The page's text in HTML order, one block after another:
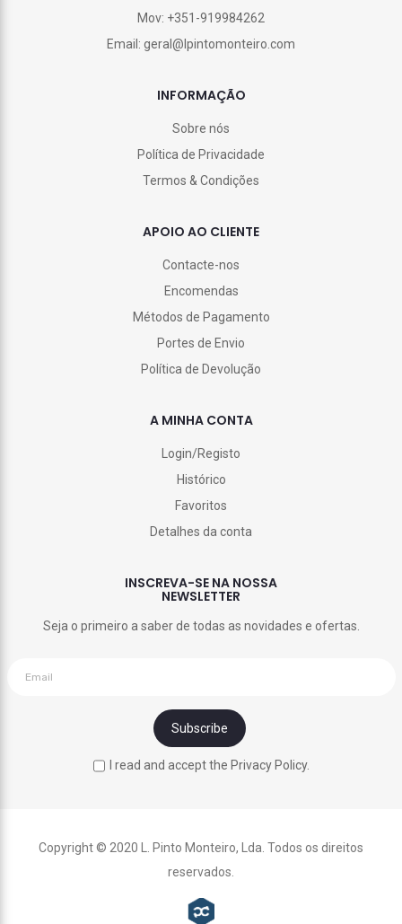
Mov: +351-919984262
Email: geral@lpintomonteiro.com
INFORMAÇÃO
Sobre nós
Política de Privacidade
Termos & Condições
APOIO AO CLIENTE
Contacte-nos
Encomendas
Métodos de Pagamento
Portes de Envio
Política de Devolução
A MINHA CONTA
Login/Registo
Histórico
Favoritos
Detalhes da conta
INSCREVA-SE NA NOSSA
NEWSLETTER
Seja o primeiro a saber de todas as novidades e ofertas.
I read and accept the Privacy Policy.
Copyright © 2020 L. Pinto Monteiro, Lda. Todos os direitos
reservados.